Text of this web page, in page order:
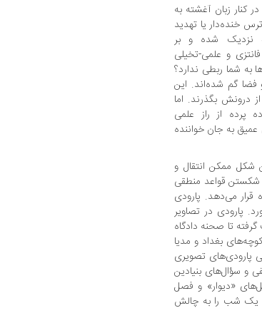
کنار زبان آغشته به
خنده‌دار یا تهدید
نزدیک شده و بر
و علمی-تخیلی
به شما ربطی ندارد؟
فضا گم شده‌اند. این
درونش بگذرند. اما
پرده از راز علمی
به جان خواننده
شکل ممکن انتقال و
شکستن قواعد منطقی
قرار می‌دهد. پارودی
پارودی در تصاویر
تا صحنه دادگاه
بغداد و مدیا
پارودی‌های تصویری
و سؤال‌های بنیادین
«دیوار» و فصل
و یک شب را به چالش